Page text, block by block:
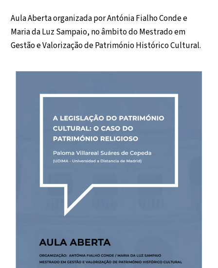
Aula Aberta organizada por Antónia Fialho Conde e
Maria da Luz Sampaio, no âmbito do Mestrado em
Gestão e Valorização de Património Histórico Cultural.